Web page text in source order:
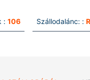
: 106 Szállodalánc: :